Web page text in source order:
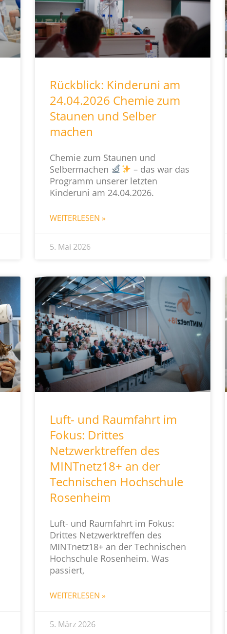
Rückblick: Kinderuni am
24.04.2026 Chemie zum
Staunen und Selber
machen
Chemie zum Staunen und
Selbermachen
– das war das
Programm unserer letzten
Kinderuni am 24.04.2026.
WEITERLESEN »
5. Mai 2026
Luft- und Raumfahrt im
Fokus: Drittes
Netzwerktreffen des
MINTnetz18+ an der
Technischen Hochschule
Rosenheim
Luft- und Raumfahrt im Fokus:
Drittes Netzwerktreffen des
MINTnetz18+ an der Technischen
Hochschule Rosenheim. Was
passiert,
WEITERLESEN »
5. März 2026